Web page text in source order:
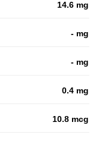
14.6 mg
- mg
- mg
0.4 mg
10.8 mcg